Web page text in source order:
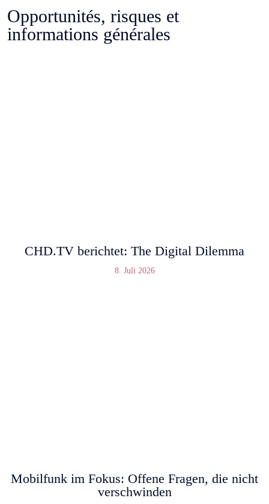
Opportunités, risques et
informations générales
CHD.TV berichtet: The Digital Dilemma
8. Juli 2026
Mobilfunk im Fokus: Offene Fragen, die nicht
verschwinden